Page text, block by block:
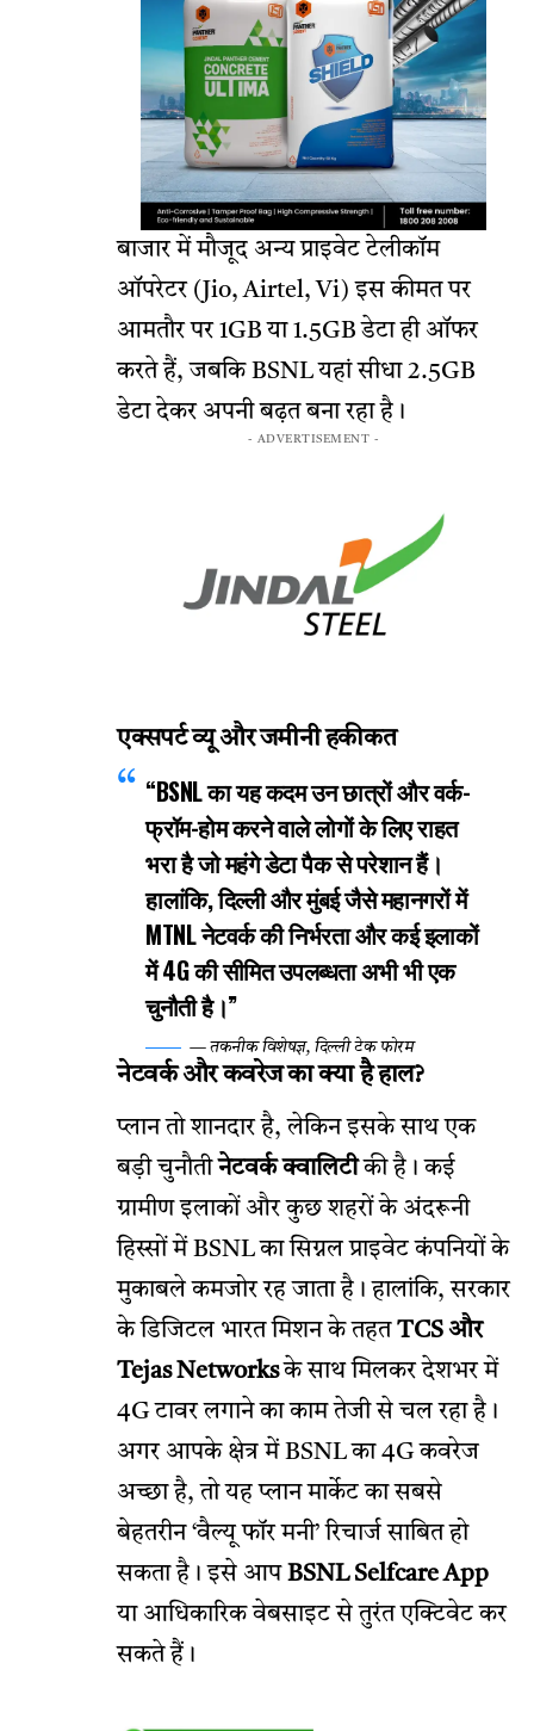
बाजार में मौजूद अन्य प्राइवेट टेलीकॉम
ऑपरेटर (Jio, Airtel, Vi) इस कीमत पर
आमतौर पर 1GB या 1.5GB डेटा ही ऑफर
करते हैं, जबकि BSNL यहां सीधा 2.5GB
डेटा देकर अपनी बढ़त बना रहा है।
- ADVERTISEMENT -
एक्सपर्ट व्यू और जमीनी हकीकत
“BSNL का यह कदम उन छात्रों और वर्क-
फ्रॉम-होम करने वाले लोगों के लिए राहत
भरा है जो महंगे डेटा पैक से परेशान हैं।
हालांकि, दिल्ली और मुंबई जैसे महानगरों में
MTNL नेटवर्क की निर्भरता और कई इलाकों
में 4G की सीमित उपलब्धता अभी भी एक
चुनौती है।”
— तकनीक विशेषज्ञ, दिल्ली टेक फोरम
नेटवर्क और कवरेज का क्या है हाल?
प्लान तो शानदार है, लेकिन इसके साथ एक
बड़ी चुनौती नेटवर्क क्वालिटीकी है। कई
ग्रामीण इलाकों और कुछ शहरों के अंदरूनी
हिस्सों में BSNL का सिग्नल प्राइवेट कंपनियों के
मुकाबले कमजोर रह जाता है। हालांकि, सरकार
के डिजिटल भारत मिशन के तहत TCS और
Tejas Networksके साथ मिलकर देशभर में
4G टावर लगाने का काम तेजी से चल रहा है।
अगर आपके क्षेत्र में BSNL का 4G कवरेज
अच्छा है, तो यह प्लान मार्केट का सबसे
बेहतरीन ‘वैल्यू फॉर मनी’ रिचार्ज साबित हो
सकता है। इसे आप BSNL Selfcare App
या आधिकारिक वेबसाइट से तुरंत एक्टिवेट कर
सकते हैं।